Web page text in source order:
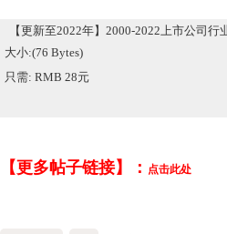
【更新至2022年】2000-2022上市公司行
大小:(76 Bytes)
只需: RMB 28元
【更多帖子链接】： 点击此处